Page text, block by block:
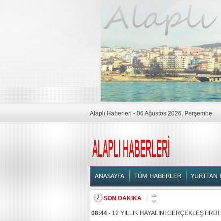
Alaplı Haberleri - 06 Ağustos 2026, Perşembe
ANASAYFA
ANASAYFA TÜM HABERLER YURTTAN
SON DAKİKA
08:44 - 12 YILLIK HAYALİNİ GERÇEKLEŞTİRDİ